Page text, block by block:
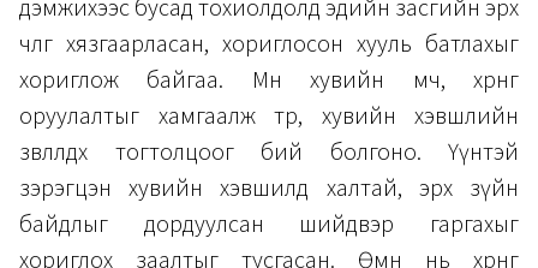
дэмжихээс бусад тохиолдолд эдийн засгийн эрх
чөлөөг хязгаарласан, хориглосон хууль батлахыг
хориглож байгаа. Мөн хувийн өмч, хөрөнгө
оруулалтыг хамгаалж төр, хувийн хэвшлийн
зөвлөлдөх тогтолцоог бий болгоно. Үүнтэй
зэрэгцэн хувийн хэвшилд халтай, эрх зүйн
байдлыг дордуулсан шийдвэр гаргахыг
хориглох заалтыг тусгасан. Өмнө нь хөрөнгө